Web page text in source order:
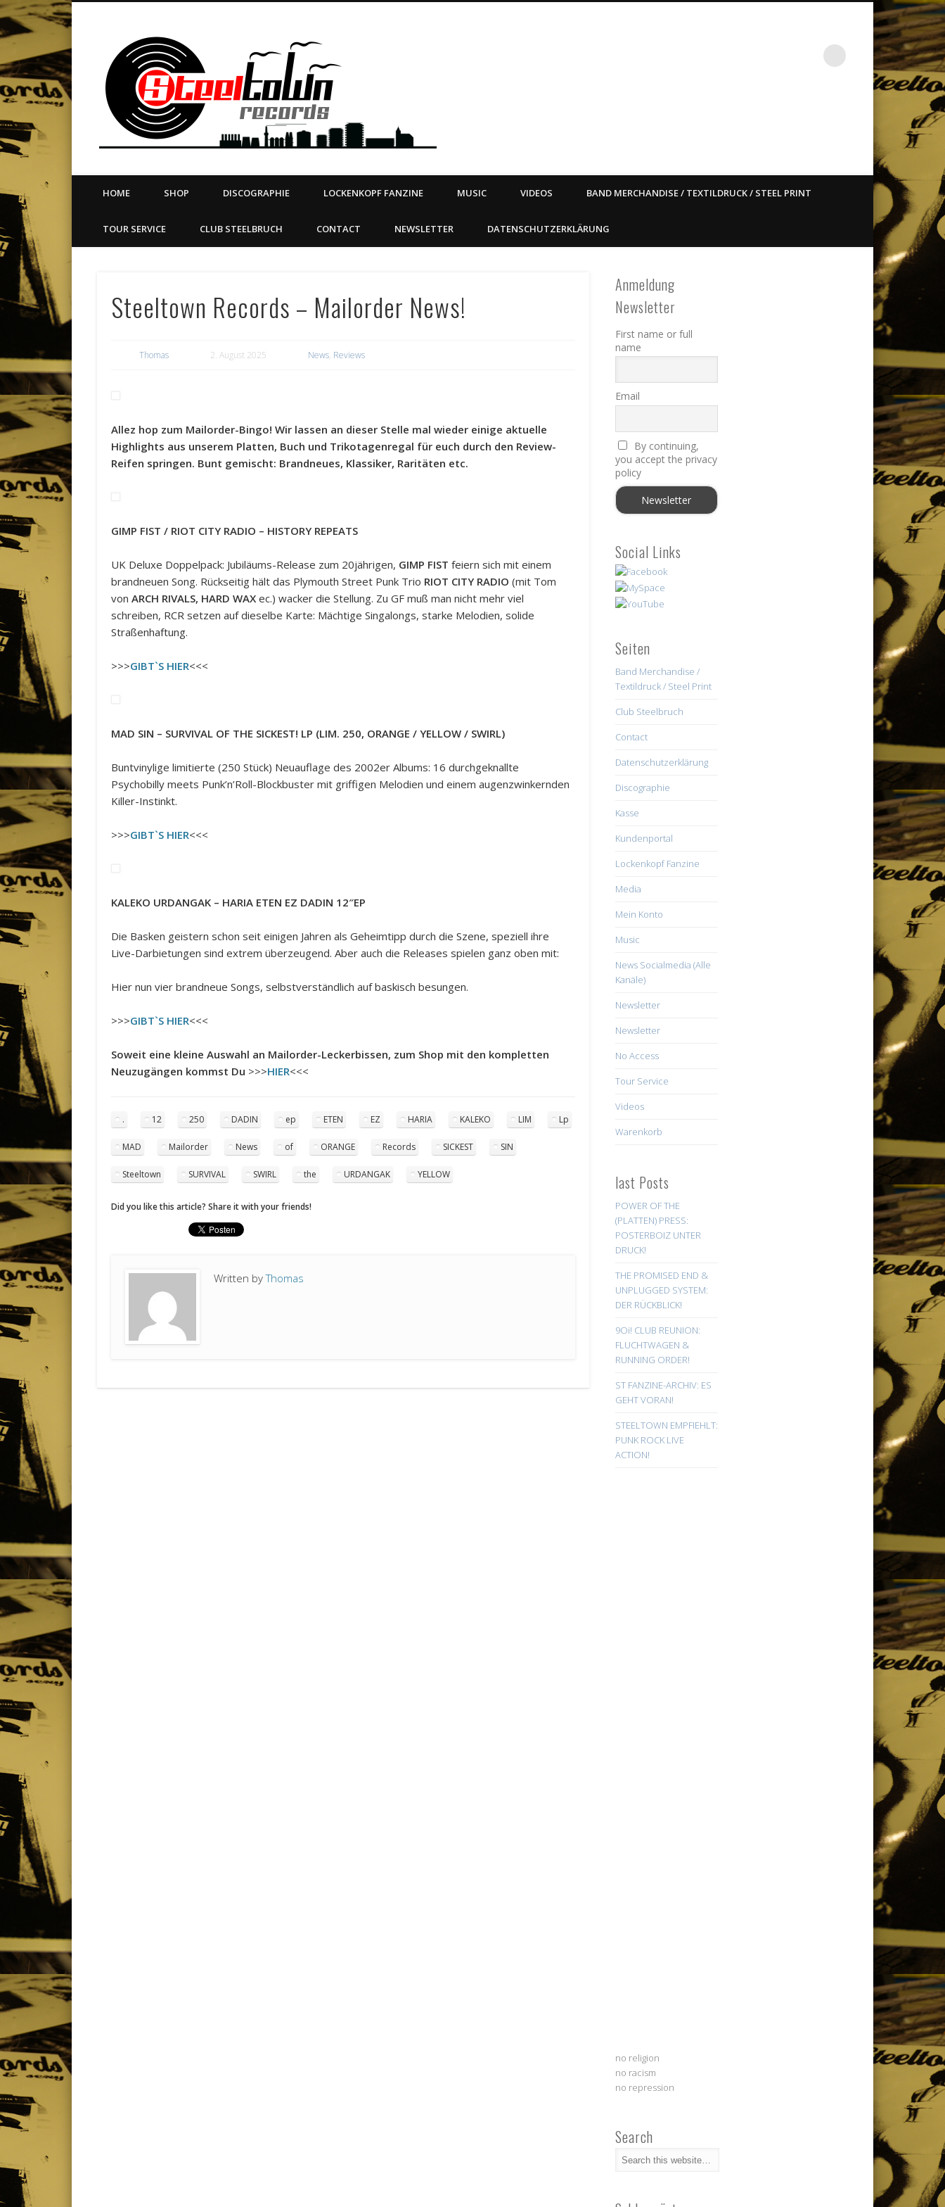
Steeltown Records – East ain`t dead so straight
LABEL | MERCH | PRINT | DIY | FANZINE | TOURSERVICE | BOOKING
VimeoDribble LinkedIn
HOME SHOP DISCOGRAPHIE LOCKENKOPF FANZINE MUSIC VIDEOS BAND MERCHANDISE / TEXTILDRUCK / STEEL PRINT
TOUR SERVICE CLUB STEELBRUCH CONTACT NEWSLETTER DATENSCHUTZERKLÄRUNG
Steeltown Records – Mailorder News!
Thomas 2. August 2025 News, Reviews
Allez hop zum Mailorder-Bingo! Wir lassen an dieser Stelle mal wieder einige aktuelle
Highlights aus unserem Platten, Buch und Trikotagenregal für euch durch den Review-
Reifen springen. Bunt gemischt: Brandneues, Klassiker, Raritäten etc.
GIMP FIST / RIOT CITY RADIO – HISTORY REPEATS
UK Deluxe Doppelpack: Jubiläums-Release zum 20jährigen, GIMP FIST feiern sich mit einem
brandneuen Song. Rückseitig hält das Plymouth Street Punk Trio RIOT CITY RADIO(mit Tom
vonARCH RIVALS, HARD WAX ec.) wacker die Stellung. Zu GF muß man nicht mehr viel
schreiben, RCR setzen auf dieselbe Karte: Mächtige Singalongs, starke Melodien, solide
Straßenhaftung.
>>>GIBT`S HIER<<<
MAD SIN – SURVIVAL OF THE SICKEST! LP (LIM. 250, ORANGE / YELLOW / SWIRL)
Buntvinylige limitierte (250 Stück) Neuauflage des 2002er Albums: 16 durchgeknallte
Psychobilly meets Punk’n’Roll-Blockbuster mit griffigen Melodien und einem augenzwinkernden
Killer-Instinkt.
>>>GIBT`S HIER<<<
KALEKO URDANGAK – HARIA ETEN EZ DADIN 12″EP
Die Basken geistern schon seit einigen Jahren als Geheimtipp durch die Szene, speziell ihre
Live-Darbietungen sind extrem überzeugend. Aber auch die Releases spielen ganz oben mit:
Hier nun vier brandneue Songs, selbstverständlich auf baskisch besungen.
>>>GIBT`S HIER<<<
Soweit eine kleine Auswahl an Mailorder-Leckerbissen, zum Shop mit den kompletten
Neuzugängen kommst Du >>>HIER<<<
. 12 250 DADIN ep ETEN EZ HARIA KALEKO LIM Lp
MAD Mailorder News of ORANGE Records SICKEST SIN
Steeltown SURVIVAL SWIRL the URDANGAK YELLOW
Did you like this article? Share it with your friends!
Written byThomas
Anmeldung
Newsletter
First name or full
name
Email
By continuing,
you accept the privacy
policy
Social Links
Seiten
Band Merchandise /
Textildruck / Steel Print
Club Steelbruch
Contact
Datenschutzerklärung
Discographie
Kasse
Kundenportal
Lockenkopf Fanzine
Media
Mein Konto
Music
News Socialmedia (Alle
Kanäle)
Newsletter
Newsletter
No Access
Tour Service
Videos
Warenkorb
last Posts
POWER OF THE
(PLATTEN) PRESS:
POSTERBOIZ UNTER
DRUCK!
THE PROMISED END &
UNPLUGGED SYSTEM:
DER RÜCKBLICK!
9Oi! CLUB REUNION:
FLUCHTWAGEN &
RUNNING ORDER!
ST FANZINE-ARCHIV: ES
GEHT VORAN!
STEELTOWN EMPFIEHLT:
PUNK ROCK LIVE
ACTION!
no religion
no racism
no repression
Search